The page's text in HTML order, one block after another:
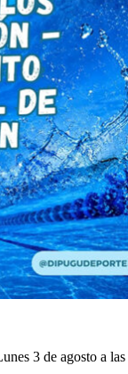
3 de agosto a las